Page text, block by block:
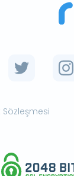
Sözleşmesi